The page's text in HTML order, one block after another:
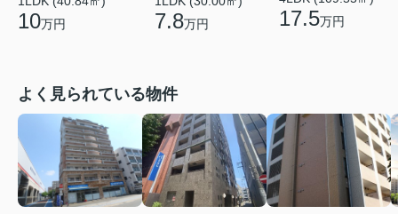
10万円 7.8万円 17.5万円
よく見られている物件